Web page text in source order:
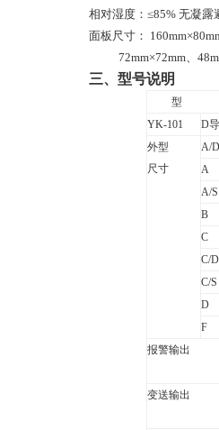
相对湿度：≤85% 无凝
面板尺寸： 160mm×
72mm×72mm、
三、 型号说明
型
YK-101
D
外型
尺寸
A/D
A
A/S
B
C
C/D
C/S
D
F
报警输出
变送输出